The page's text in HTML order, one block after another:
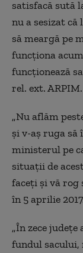
satisfacă sută
nu a sesizat
să meargă pe
funcţiona
funcţionează
rel. ext. ARPIM.
„Nu aflăm
şi v-aş ruga să
ministerul pe
situaţii de
faceţi şi vă rog
în 5 aprilie
„În zece
fundul